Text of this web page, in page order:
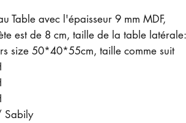
Table avec l'épaisseur 9 mm MDF,
est de 8 cm, taille de la table latérale:
size 50*40*55cm, taille comme suit
Sabily